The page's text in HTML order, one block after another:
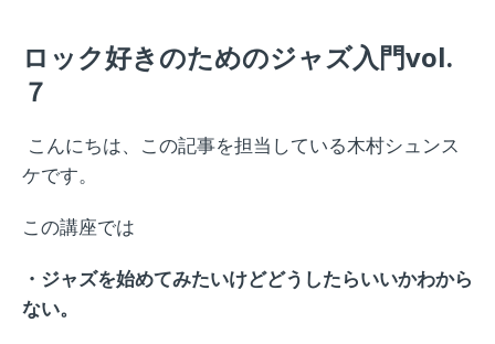
ロック好きのためのジャズ入門vol.
７
こんにちは、この記事を担当している木村シュンス
ケです。
この講座では
・ジャズを始めてみたいけどどうしたらいいかわから
ない。